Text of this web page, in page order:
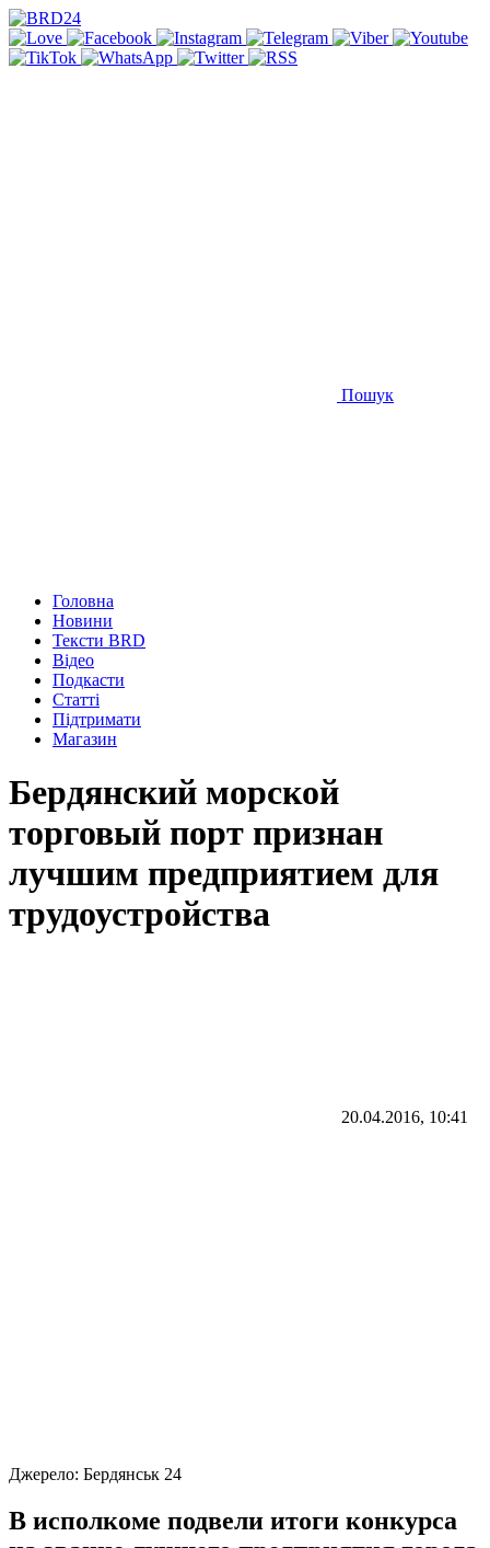
Пошук
Головна
Новини
Тексти BRD
Відео
Подкасти
Статті
Підтримати
Магазин
Бердянский морской
торговый порт признан
лучшим предприятием для
трудоустройства
20.04.2016, 10:41
Джерело: Бердянськ 24
В исполкоме подвели итоги конкурса